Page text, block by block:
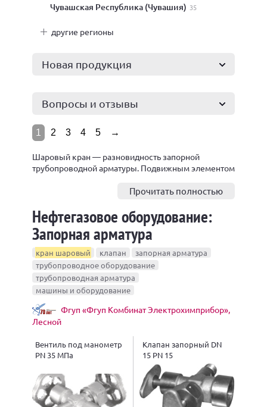
Чувашская Республика (Чувашия) 35
другие регионы
Новая продукция
Вопросы и отзывы
1 2 3 4 5 →
Шаровый кран — разновидность запорной
трубопроводной арматуры. Подвижным элементом
сферической формы — шар, по оси которой
прохода среды. Диаметр отверстия чаще всего
соответствует внутреннему диаметру
трубопровода, на который устанавливается кран,
называющийся в этом случае полнопроходным.
Прочитать полностью
Нефтегазовое оборудование:
Запорная арматура
кран шаровый клапан
запорная арматура
трубопроводное оборудование
трубопроводная арматура
машины и оборудование
Фгуп «Фгуп Комбинат Электрохимприбор»,
Лесной
Вентиль под манометр
PN 35 МПа
Клапан запорный DN
15 PN 15